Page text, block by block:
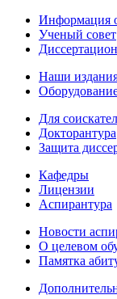
Информация
Ученый совет
Наши
Для
Докторантура
Защита
Кафедры
Лицензии
Аспирантура
Новости
О целевом
Памятка